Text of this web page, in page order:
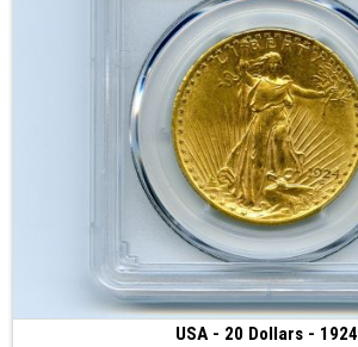
USA - 20 Dollars - 1924
(1924 • Philadelphie • 33.43 g • 34 mm)